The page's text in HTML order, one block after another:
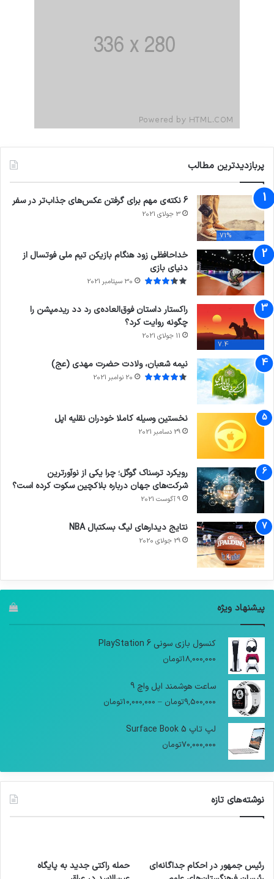
پربازدیدترین مطالب
71%
6 نکته‌ی مهم برای گرفتن عکس‌های جذاب‌تر در سفر
3 جولای 2021
خداحافظی زود هنگام بازیکن تیم ملی فوتسال از
دنیای بازی
30 سپتامبر 2021
7.4
راکستار داستان فوق‌العاده‌ی رد دد ریدمپشن را
چگونه روایت کرد؟
11 جولای 2021
نیمه شعبان، ولادت حضرت مهدی (عج)
20 نوامبر 2021
نخستین وسیله کاملا خودران نقلیه اپل
29 دسامبر 2021
رویکرد ترسناک گوگل؛ چرا یکی از نوآورترین
شرکت‌های جهان درباره بلاکچین سکوت کرده است؟
9 آگوست 2021
نتایج دیدار‌های لیگ بسکتبال NBA
29 جولای 2020
پیشنهاد ویژه
کنسول بازی سونی PlayStation 6
18,000,000تومان
ساعت هوشمند اپل واچ 9
9,500,000تومان –
10,000,000تومان
لپ تاپ Surface Book 5
70,000,000تومان
نوشته‌های تازه
رئیس جمهور در احکام جداگانه‌ای
حمله راکتی جدید به پایگاه